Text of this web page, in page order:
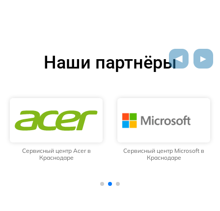
Наши партнёры
Сервисный центр Acer в
Краснодаре
Сервисный центр Microsoft в
Краснодаре